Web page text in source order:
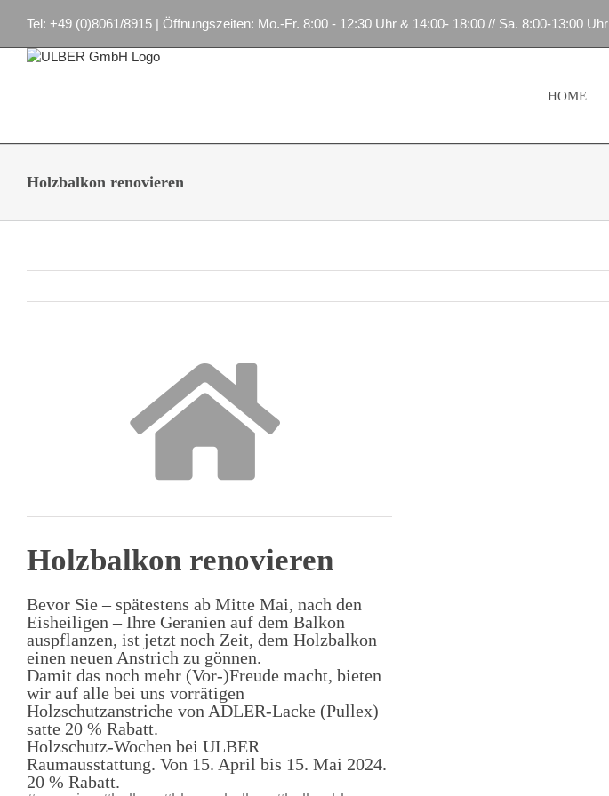
InhaltTel: +49 (0)8061/8915 | Öffnungszeiten: Mo.-Fr. 8:00 - 12:30 Uhr & 14:00- 18:00 // Sa. 8:00-13:00 Uhr
HOME
Holzbalkon renovieren
Holzbalkon renovieren
Bevor Sie – spätestens ab Mitte Mai, nach den
Eisheiligen – Ihre Geranien auf dem Balkon
auspflanzen, ist jetzt noch Zeit, dem Holzbalkon
einen neuen Anstrich zu gönnen.
Damit das noch mehr (Vor-)Freude macht, bieten
wir auf alle bei uns vorrätigen
Holzschutzanstriche von ADLER-Lacke (Pullex)
satte 20 % Rabatt.
Holzschutz-Wochen bei ULBER
Raumausstattung. Von 15. April bis 15. Mai 2024.
20 % Rabatt.